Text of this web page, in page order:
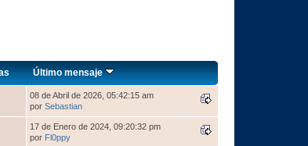
Último mensaje
08 de Abril de 2026, 05:42:15 am
porSebastian
17 de Enero de 2024, 09:20:32 pm
por Fl0ppy